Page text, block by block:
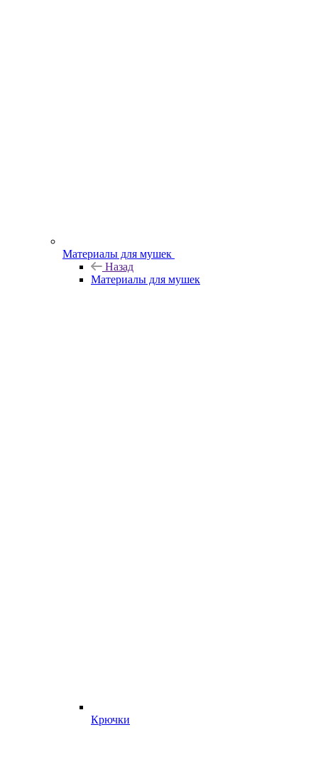
Материалы для мушек
Назад
Материалы для мушек
Крючки